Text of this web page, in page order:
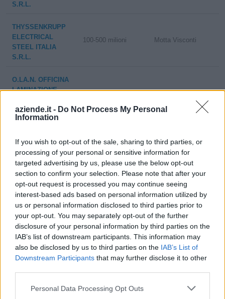
aziende.it - Do Not Process My Personal
Information
If you wish to opt-out of the sale, sharing to third parties, or
processing of your personal or sensitive information for
targeted advertising by us, please use the below opt-out
section to confirm your selection. Please note that after your
opt-out request is processed you may continue seeing
interest-based ads based on personal information utilized by
us or personal information disclosed to third parties prior to
your opt-out. You may separately opt-out of the further
disclosure of your personal information by third parties on the
IAB’s list of downstream participants. This information may
also be disclosed by us to third parties on the IAB’s List of
Downstream Participants that may further disclose it to other
Personal Data Processing Opt Outs
S.R.L.
THYSSENKRUPP
ELECTRICAL
STEEL ITALIA
S.R.L.
100-500 milioni Motta Visconti
O.LA.N. OFFICINA
LAMINAZIONE
SOCIETA'
5-10 milioni Rozzano
METALLURGICA
LUIGI PESSINA
ACCIAI'
10-25 milioni Milano
METAL.SA.MA.
S.R.L.
1-2 milioni Samarate
LA
METALNASTRO
S.R.L.
10-25 milioni Gorla Minore
COLORFLEX S R
L
INOX SERVICE DI